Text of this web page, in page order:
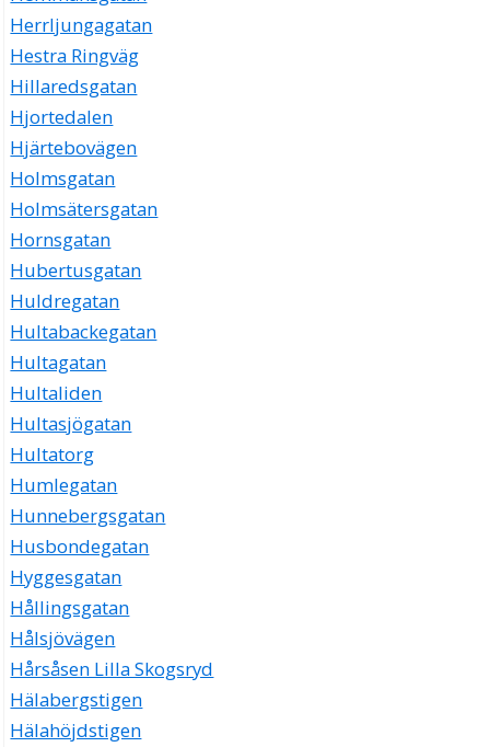
Herrljungagatan
Hestra Ringväg
Hillaredsgatan
Hjortedalen
Hjärtebovägen
Holmsgatan
Holmsätersgatan
Hornsgatan
Hubertusgatan
Huldregatan
Hultabackegatan
Hultagatan
Hultaliden
Hultasjögatan
Hultatorg
Humlegatan
Hunnebergsgatan
Husbondegatan
Hyggesgatan
Hållingsgatan
Hålsjövägen
Hårsåsen Lilla Skogsryd
Hälabergstigen
Hälahöjdstigen